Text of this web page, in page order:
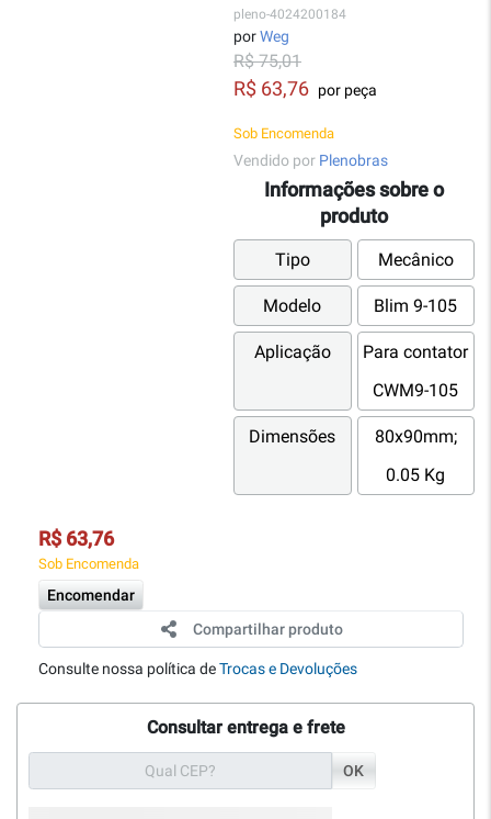
pleno-4024200184
porWeg
R$ 75,01
R$ 63,76 por peça
Sob Encomenda
Vendido por Plenobras
Informações sobre o
produto
Tipo Mecânico
Modelo Blim 9-105
Aplicação
Para contator
CWM9-105
Dimensões
80x90mm;
0.05 Kg
R$ 63,76
Sob Encomenda
Encomendar
Compartilhar produto
Consulte nossa política deTrocas e Devoluções
Consultar entrega e frete
OK